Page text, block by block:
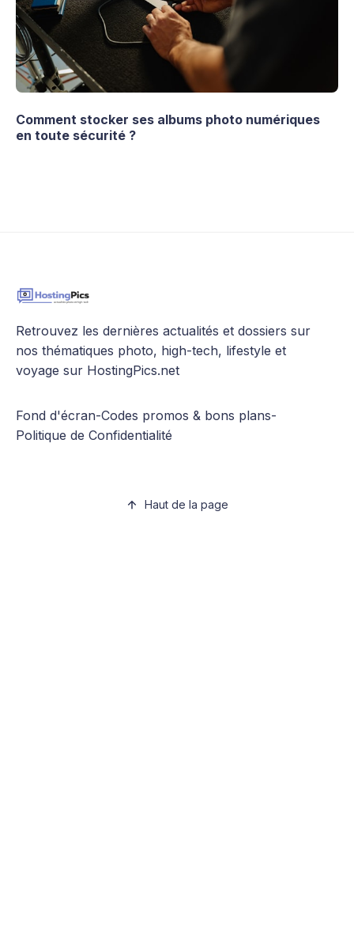
Comment stocker ses albums photo numériques
en toute sécurité ?
Retrouvez les dernières actualités et dossiers sur
nos thématiques photo, high-tech, lifestyle et
voyage sur HostingPics.net
Fond d'écran-Codes promos & bons plans-
Politique de Confidentialité
Haut de la page